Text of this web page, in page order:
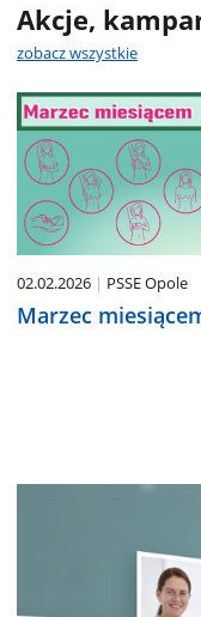
Akcje,
zobacz wszystkie
02.02.2026 PSSE Opole
Marzec